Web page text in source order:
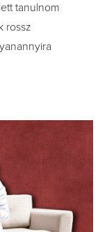
tanulnom
rossz